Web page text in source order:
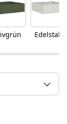
Edelstahl